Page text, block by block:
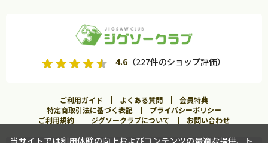
4.6（227件のショップ評価）
ご利用ガイド よくある質問
会員特典
特定商取引法に基づく表記
プライバシーポリシー
ご利用規約
ジグソークラブについて お問い合わせ